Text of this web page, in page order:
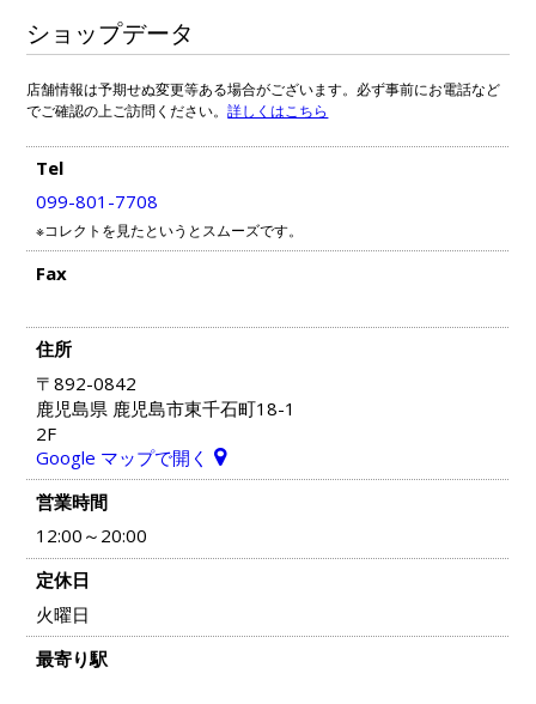
ショップデータ
店舗情報は予期せぬ変更等ある場合がございます。必ず事前にお電話など
でご確認の上ご訪問ください。詳しくはこちら
Tel
099-801-7708
※コレクトを見たというとスムーズです。
Fax
住所
〒892-0842
鹿児島県 鹿児島市東千石町18-1
2F
Google マップで開く
営業時間
12:00～20:00
定休日
火曜日
最寄り駅